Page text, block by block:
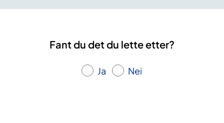
Fant du det du lette etter?
Ja Nei